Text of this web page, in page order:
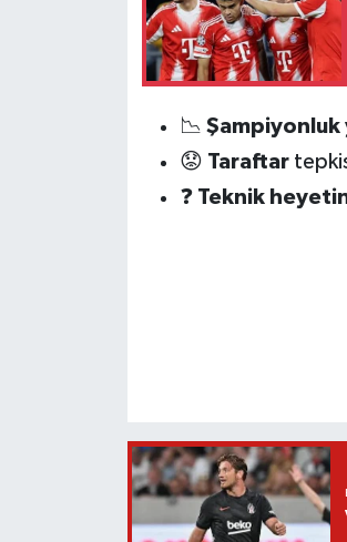
📉 Şampiyonluk
😟 Taraftar
❓ Teknik